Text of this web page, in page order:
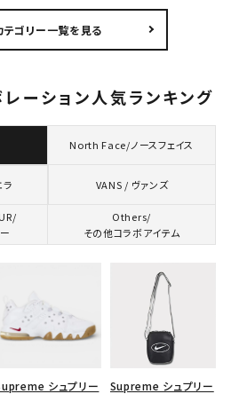
テゴリー一覧を見る
ーション人気ランキング
North Face/ノースフェイス
VANS / ヴァンズ
Others/
その他コラボアイテム
シュプリー
Supreme シュプリー